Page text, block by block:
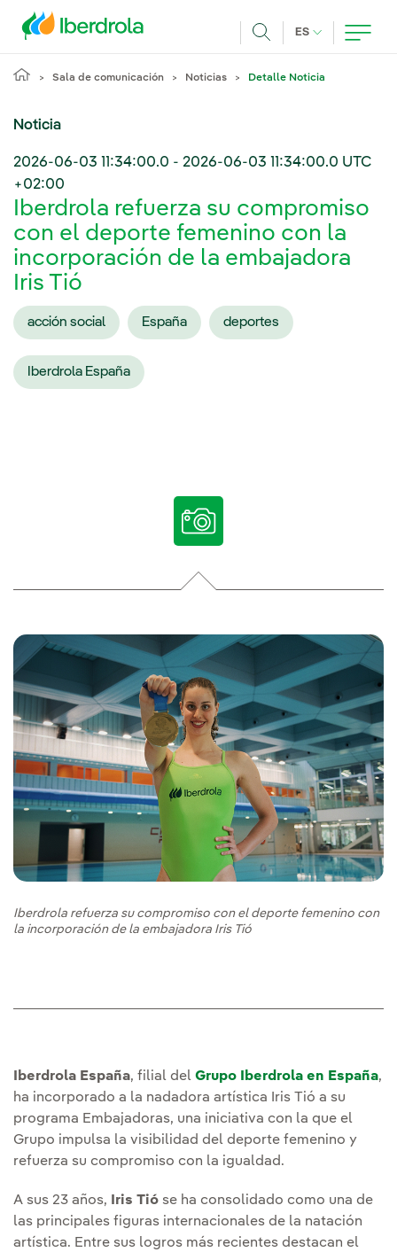
ES IDIOMA
Sala de comunicación Noticias Detalle Noticia
Noticia
2026-06-03 11:34:00.0 - 2026-06-03 11:34:00.0 UTC
+02:00
Iberdrola refuerza su compromiso
con el deporte femenino con la
incorporación de la embajadora
Iris Tió
acción social España deportes
Iberdrola España
Iberdrola refuerza su compromiso con el deporte femenino con
la incorporación de la embajadora Iris Tió
Iberdrola España, filial del Grupo Iberdrola en España,
ha incorporado a la nadadora artística Iris Tió a su
programa Embajadoras, una iniciativa con la que el
Grupo impulsa la visibilidad del deporte femenino y
refuerza su compromiso con la igualdad.
A sus 23 años, Iris Tió se ha consolidado como una de
las principales figuras internacionales de la natación
artística. Entre sus logros más recientes destacan el